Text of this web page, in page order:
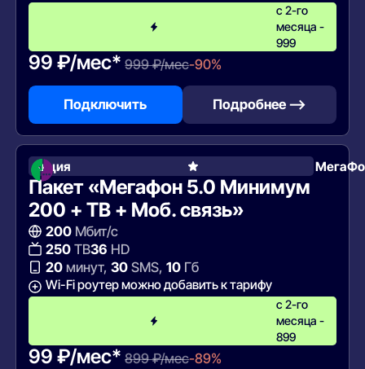
с 2-го
месяца -
999
99 ₽/мес* 999 ₽/мес-90%
Подключить Подробнее —>
Акция
Пакет «Мегафон 5.0 Минимум
200 + ТВ + Моб. связь»
200Мбит/с
250ТВ36 HD
20минут, 30SMS, 10Гб
Wi-Fi роутер можно добавить к тарифу
с 2-го
месяца -
899
99 ₽/мес* 899 ₽/мес-89%